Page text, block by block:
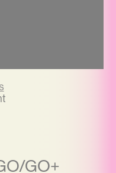
GO+